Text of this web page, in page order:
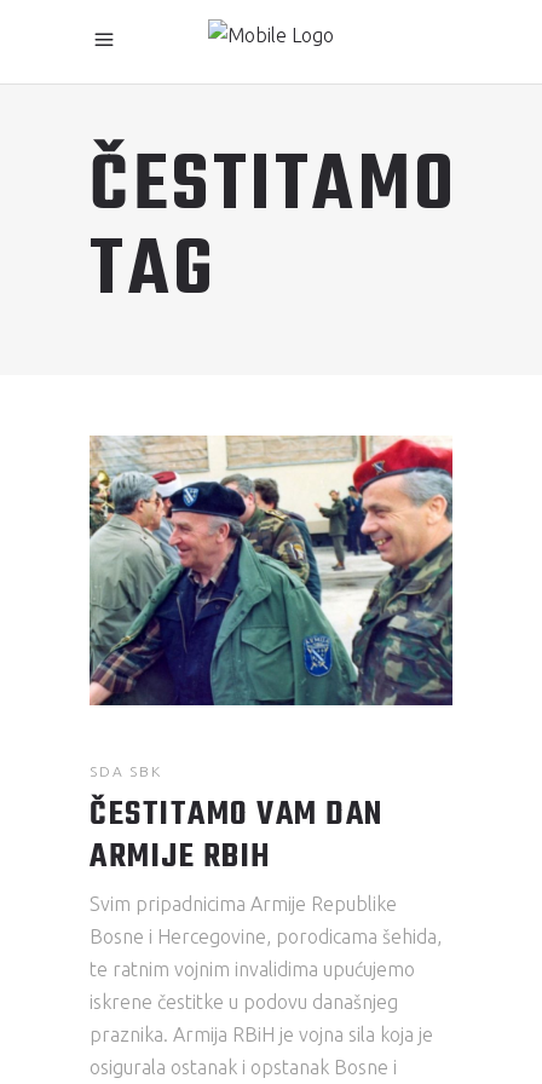
ČESTITAMO
TAG
SDA SBK
ČESTITAMO VAM DAN
ARMIJE RBIH
Svim pripadnicima Armije Republike
Bosne i Hercegovine, porodicama šehida,
te ratnim vojnim invalidima upućujemo
iskrene čestitke u podovu današnjeg
praznika. Armija RBiH je vojna sila koja je
osigurala ostanak i opstanak Bosne i